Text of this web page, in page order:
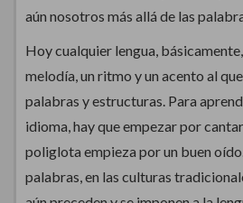
aún nosotros más allá de las
Hoy cualquier lengua, básicamente,
melodía, un ritmo y un acento al
palabras y estructuras. Para
idioma, hay que empezar por
poliglota empieza por un buen
palabras, en las culturas